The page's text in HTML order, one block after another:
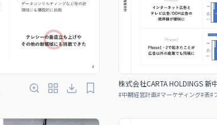
株式会社CARTA HOLDINGS 新
#中期経営計画#マーケティング#表#